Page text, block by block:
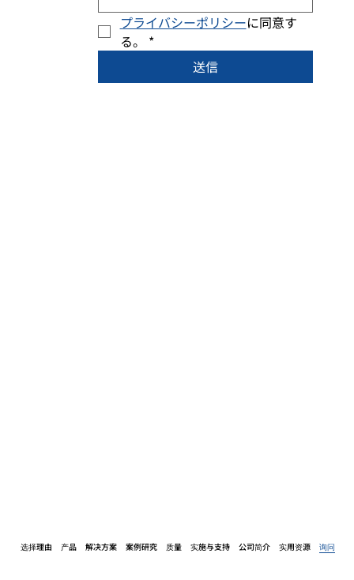
プライバシーポリシーに同意す
る。
*
送信
选择理由 产品 解决方案 案例研究 质量 实施与支持 公司简介 实用资源 询问